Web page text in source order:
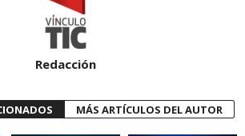
Redacción
MÁS ARTÍCULOS DEL AUTOR